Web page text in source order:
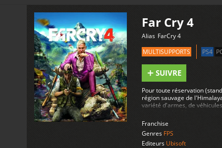
Far Cry 4
Alias FarCry 4
MULTISUPPORTS
PS4
SUIVRE
Pour toute réservation
région sauvage de
variété d'armes, de
Le pack inclut 60 minutes
explosives: Mission 1:
Mission 2:Tuez des vagues
dernière mission épique :
empaler », un gros harpon
Franchise
Genres FPS
Editeurs Ubisoft